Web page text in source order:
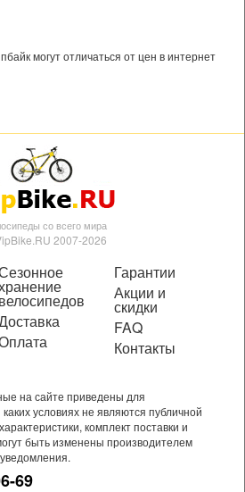
могут отличаться от цен в интернет
со всего мира
2007-2026
велосипедов
Гарантии
Акции и
скидки
FAQ
Контакты
на сайте приведены для
условиях не являются публичной
комплект поставки и
быть изменены производителем
69